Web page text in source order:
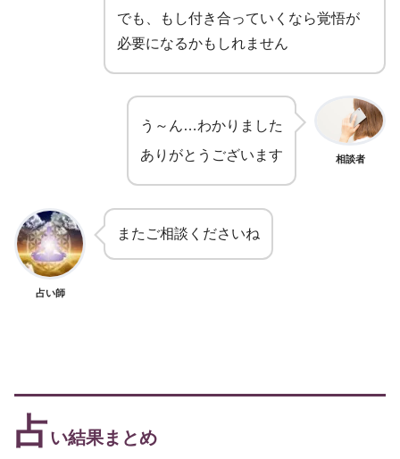
でも、もし付き合っていくなら覚悟が
必要になるかもしれません
う～ん…わかりました
ありがとうございます
相談者
占い師
またご相談くださいね
占い結果まとめ